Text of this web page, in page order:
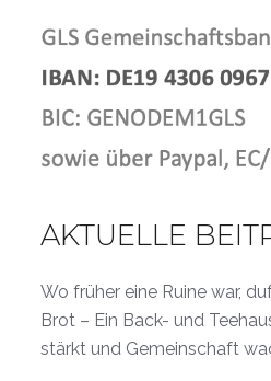
AKTUELLE
Wo früher eine Ruine war,
Brot – Ein Back- und
stärkt und Gemeinschaft